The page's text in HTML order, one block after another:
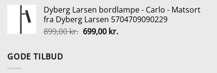
pris
var:
129,95 kr..
pris
er:
65,00 kr..
Dyberg Larsen bordlampe - Carlo - Matsort
fra Dyberg Larsen 5704709090229
899,00kr. Den
699,00 kr.Den
GODE TILBUD